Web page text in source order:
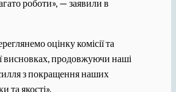
роботи», — заявили в
оцінку комісії та
висновках, продовжуючи наші
з покращення наших
та якості».